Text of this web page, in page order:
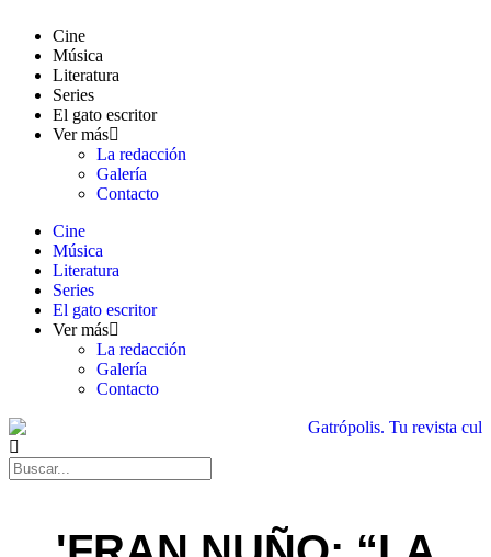
Cine
Música
Literatura
Series
El gato escritor
Ver más
La redacción
Galería
Contacto
Cine
Música
Literatura
Series
El gato escritor
Ver más
La redacción
Galería
Contacto